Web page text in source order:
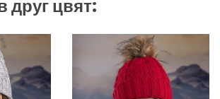
друг цвят: